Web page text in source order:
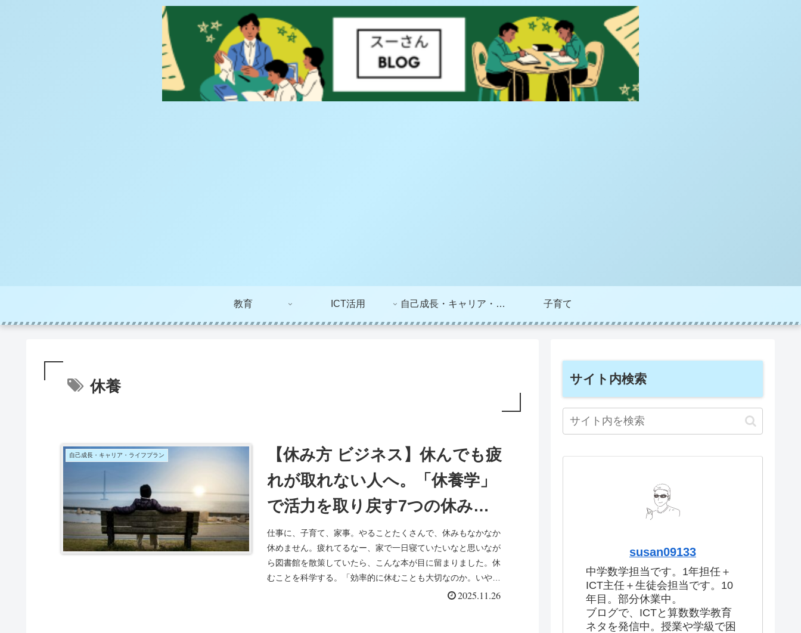
教育 ICT活用 自己成長・キャリア・ライフプラン 子育て
休養
自己成長・キャリア・ライフプラン
【休み方 ビジネス】休んでも疲
れが取れない人へ。「休養学」
で活力を取り戻す7つの休み方
ー「休養学 あなたを疲れから救
う」（片野秀樹）を読んでー
仕事に、子育て、家事。やることたくさんで、休みもなかなか
休めません。疲れてるなー、家で一日寝ていたいなと思いなが
ら図書館を散策していたら、こんな本が目に留まりました。休
むことを科学する。「効率的に休むことも大切なのか。いや
2025.11.26
サイト内検索
susan09133
中学数学担当です。1年担任＋
ICT主任＋生徒会担当です。10
年目。部分休業中。
ブログで、ICTと算数数学教育
ネタを発信中。授業や学級で困